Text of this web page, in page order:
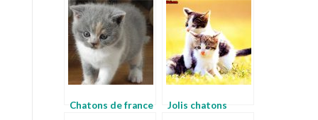
Chatons de france Jolis chatons